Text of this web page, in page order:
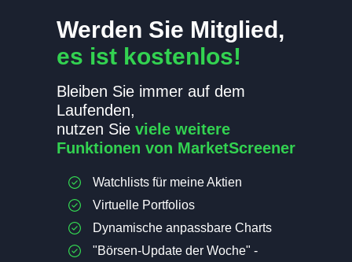
Werden Sie Mitglied,
es ist kostenlos!
Bleiben Sie immer auf dem
Laufenden,
nutzen Sie viele weitere
Funktionen von MarketScreener
Watchlists für meine Aktien
Virtuelle Portfolios
Dynamische anpassbare Charts
"Börsen-Update der Woche" -